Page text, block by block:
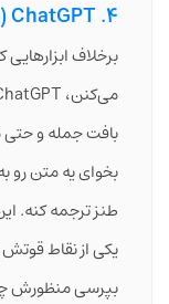
4. ChatGPT (برای ترجمه متن)
برخلاف
بافت جمله و
بخوای یه متن رو
طنز ترجمه کنه.
یکی از نقاط
بپرسی منظورش